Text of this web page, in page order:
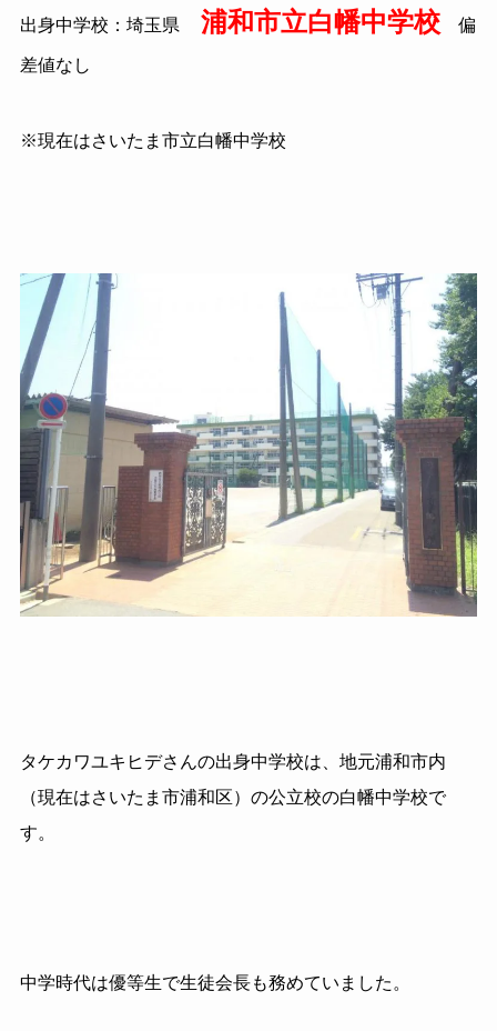
出身中学校：埼玉県 浦和市立白幡中学校偏
差値なし
※現在はさいたま市立白幡中学校
タケカワユキヒデさんの出身中学校は、地元浦和市内
（現在はさいたま市浦和区）の公立校の白幡中学校で
す。
中学時代は優等生で生徒会長も務めていました。